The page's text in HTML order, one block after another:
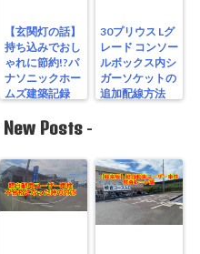
【玄関灯の話】
持ち込みでおし
ゃれに節約!?パ
ナソニックホー
ムズ建築記録
30プリウス Lグ
レード コンソー
ルボックス内シ
ガーソケットの
追加配線方法
New Posts -